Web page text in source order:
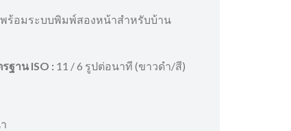
ร้อมระบบพิมพ์สองหน้าสำหรับบ้าน
ฐาน ISO : 11 / 6 รูปต่อนาที (ขาวดำ/สี)